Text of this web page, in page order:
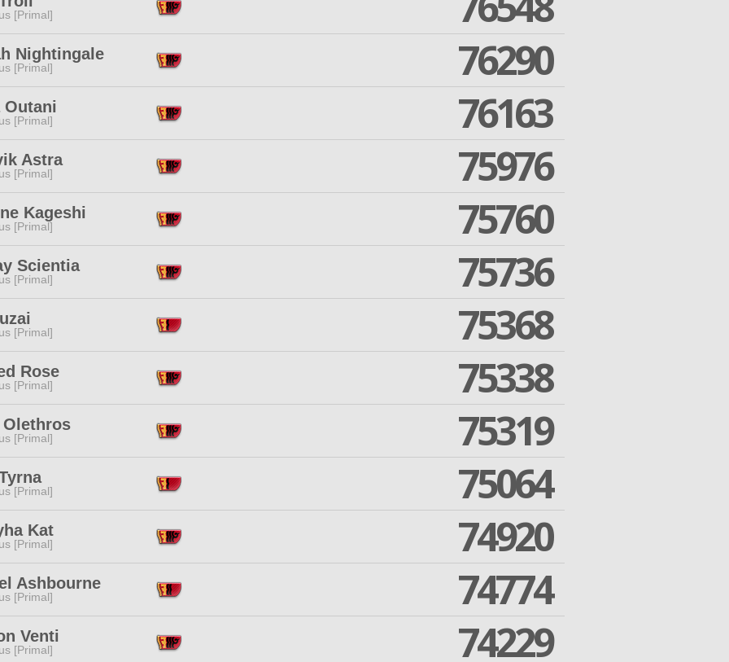
[Primal]
Nightingale
[Primal] 76290
Outani
[Primal] 76163
Astra
[Primal] 75976
Kageshi
[Primal] 75760
Scientia
[Primal] 75736
[Primal] 75368
Rose
[Primal] 75338
Olethros
[Primal] 75319
[Primal] 75064
Kat
[Primal] 74920
Ashbourne
[Primal] 74774
Venti
[Primal] 74229